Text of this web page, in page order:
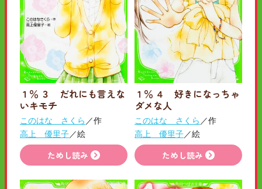
１％ ３ だれにも言えな
いキモチ
このはな さくら ／作
高上 優里子／絵
ためし読み
１％ ４ 好きになっちゃ
ダメな人
このはな さくら ／作
高上 優里子／絵
ためし読み